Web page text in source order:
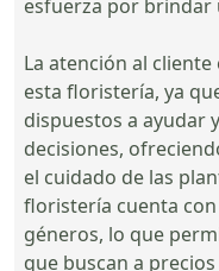
esfuerza por brindar
La atención al
esta floristería, ya
dispuestos a ayudar
decisiones,
el cuidado de las
floristería cuenta
géneros, lo que
que buscan a